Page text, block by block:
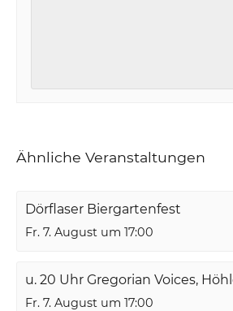
Ähnliche Veranstaltungen
Dörflaser Biergartenfest
Fr. 7. August um 17:00
u. 20 Uhr Gregorian Voices,
Fr. 7. August um 17:00